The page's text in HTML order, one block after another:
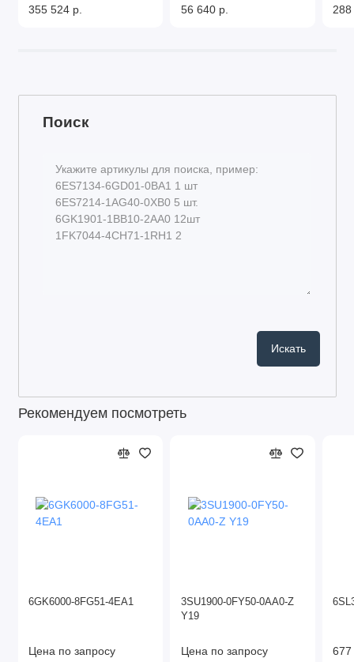
355 524 р. 56 640 р.
Поиск
Рекомендуем посмотреть
6GK6000-8FG51-4EA1
Цена по запросу
3SU1900-0FY50-0AA0-Z
Y19
Цена по запросу 677